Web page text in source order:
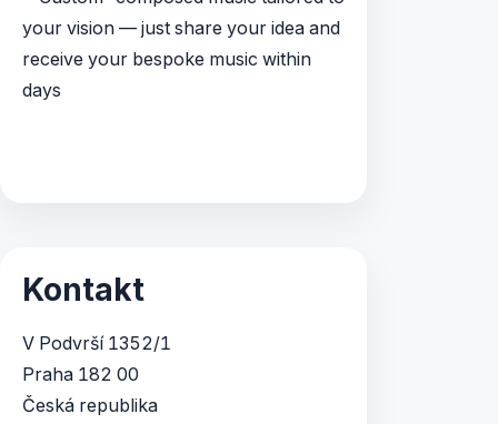
your vision — just share your idea and
receive your bespoke music within
days
Kontakt
V Podvrší 1352/1
Praha 182 00
Česká republika